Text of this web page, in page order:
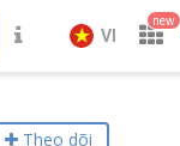
VI
new
Theo dõi